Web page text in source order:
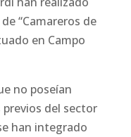
“Camareros de
en Campo
no poseían
del sector
han integrado